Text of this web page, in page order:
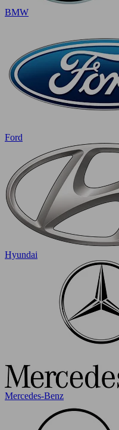
BMW
Ford
Hyundai
Mercedes-Benz